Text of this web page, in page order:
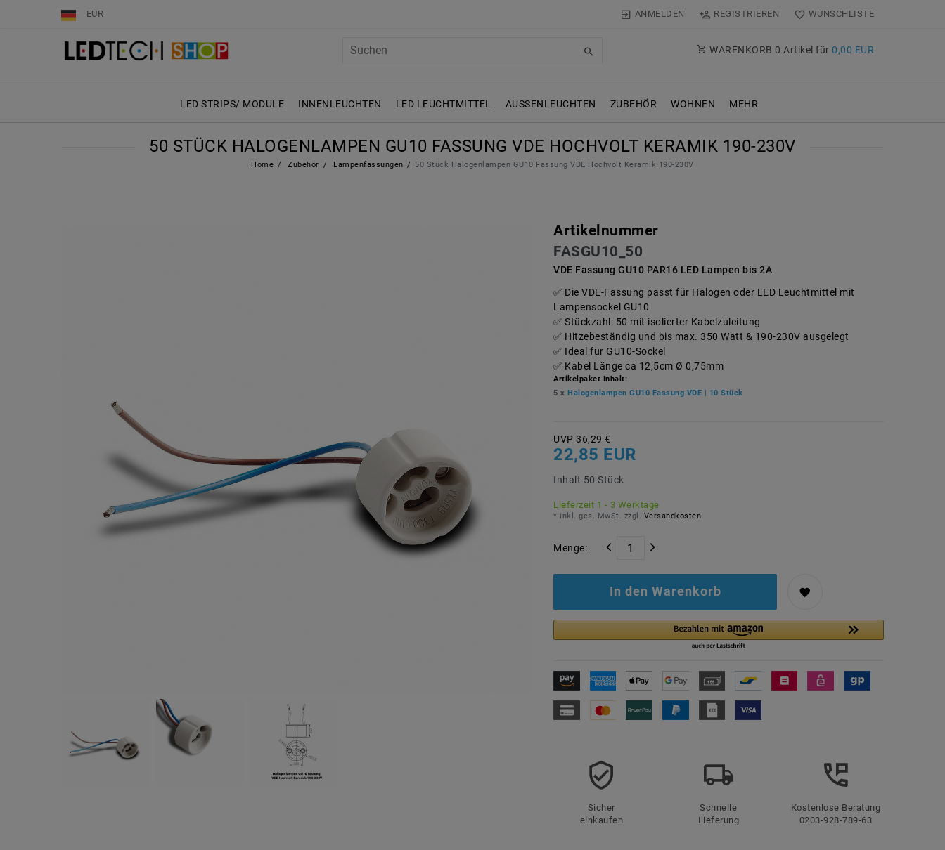
EUR ANMELDEN REGISTRIEREN WUNSCHLISTE
WARENKORB 0 Artikel für 0,00 EUR
LED STRIPS/ MODULE INNENLEUCHTEN LED LEUCHTMITTEL AUSSENLEUCHTEN ZUBEHÖR WOHNEN MEHR
50 STÜCK HALOGENLAMPEN GU10 FASSUNG VDE HOCHVOLT KERAMIK 190-230V
Home Zubehör Lampenfassungen 50 Stück Halogenlampen GU10 Fassung VDE Hochvolt Keramik 190-230V
Artikelnummer
FASGU10_50
VDE Fassung GU10 PAR16 LED Lampen bis 2A
Die VDE-Fassung passt für Halogen oder LED Leuchtmittel mit
Lampensockel GU10
Stückzahl: 50 mit isolierter Kabelzuleitung
Hitzebeständig und bis max. 350 Watt & 190-230V ausgelegt
Ideal für GU10-Sockel
Kabel Länge ca 12,5cm Ø 0,75mm
Artikelpaket Inhalt:
5 x Halogenlampen GU10 Fassung VDE | 10 Stück
UVP 36,29 €
22,85 EUR
Inhalt 50 Stück
Lieferzeit 1 - 3 Werktage
* inkl. ges. MwSt. zzgl. Versandkosten
Menge:
In den Warenkorb
Sicher
einkaufen
Schnelle
Lieferung
Kostenlose Beratung
0203-928-789-63